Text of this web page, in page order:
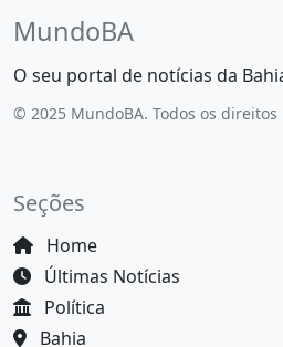
MundoBA
O seu portal de notícias da
© 2025 MundoBA. Todos os direitos
Seções
Home
Últimas Notícias
Política
Bahia